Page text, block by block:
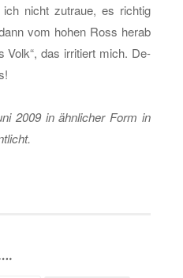
ich nicht zu­traue, es rich­tig
vom hohen Ross herab
Volk“, das ir­ri­tiert mich. De­
2009 in ähn­li­cher Form in